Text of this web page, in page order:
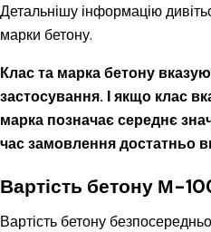
Детальнішу інформацію
марки бетону.
Клас та марка бетону
застосування. І якщо клас
марка позначає середнє
час замовлення достатньо
Вартість бетону М-
Вартість бетону